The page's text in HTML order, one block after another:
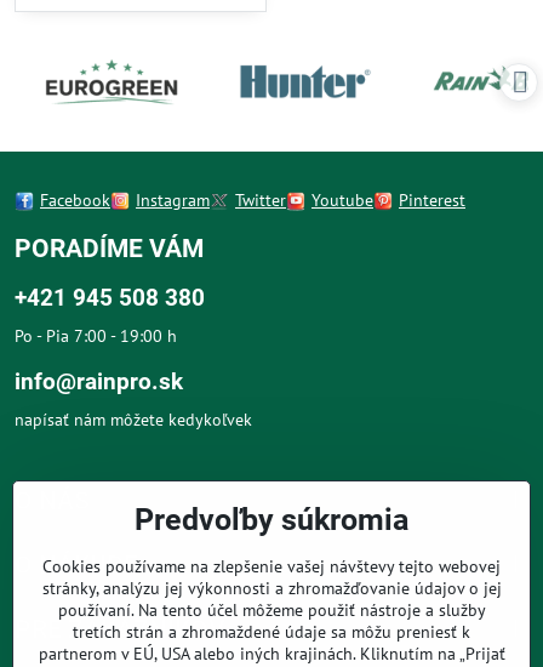
Facebook Instagram Twitter Youtube Pinterest
PORADÍME VÁM
+421 945 508 380
Po - Pia 7:00 - 19:00 h
info@rainpro.sk
napísať nám môžete kedykoľvek
O NÁKUPE
PRE ZÁKAZNÍKOV
Predvoľby súkromia
Cookies používame na zlepšenie vašej návštevy tejto webovej
stránky, analýzu jej výkonnosti a zhromažďovanie údajov o jej
používaní. Na tento účel môžeme použiť nástroje a služby
tretích strán a zhromaždené údaje sa môžu preniesť k
partnerom v EÚ, USA alebo iných krajinách. Kliknutím na „Prijať